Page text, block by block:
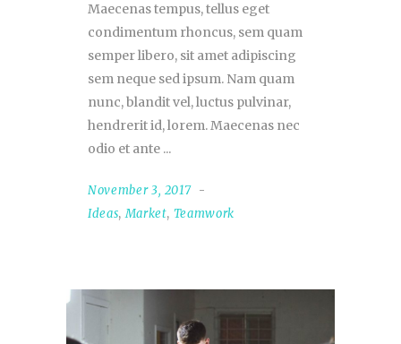
Maecenas tempus, tellus eget
condimentum rhoncus, sem quam
semper libero, sit amet adipiscing
sem neque sed ipsum. Nam quam
nunc, blandit vel, luctus pulvinar,
hendrerit id, lorem. Maecenas nec
odio et ante
November 3, 2017
Ideas,Market, Teamwork